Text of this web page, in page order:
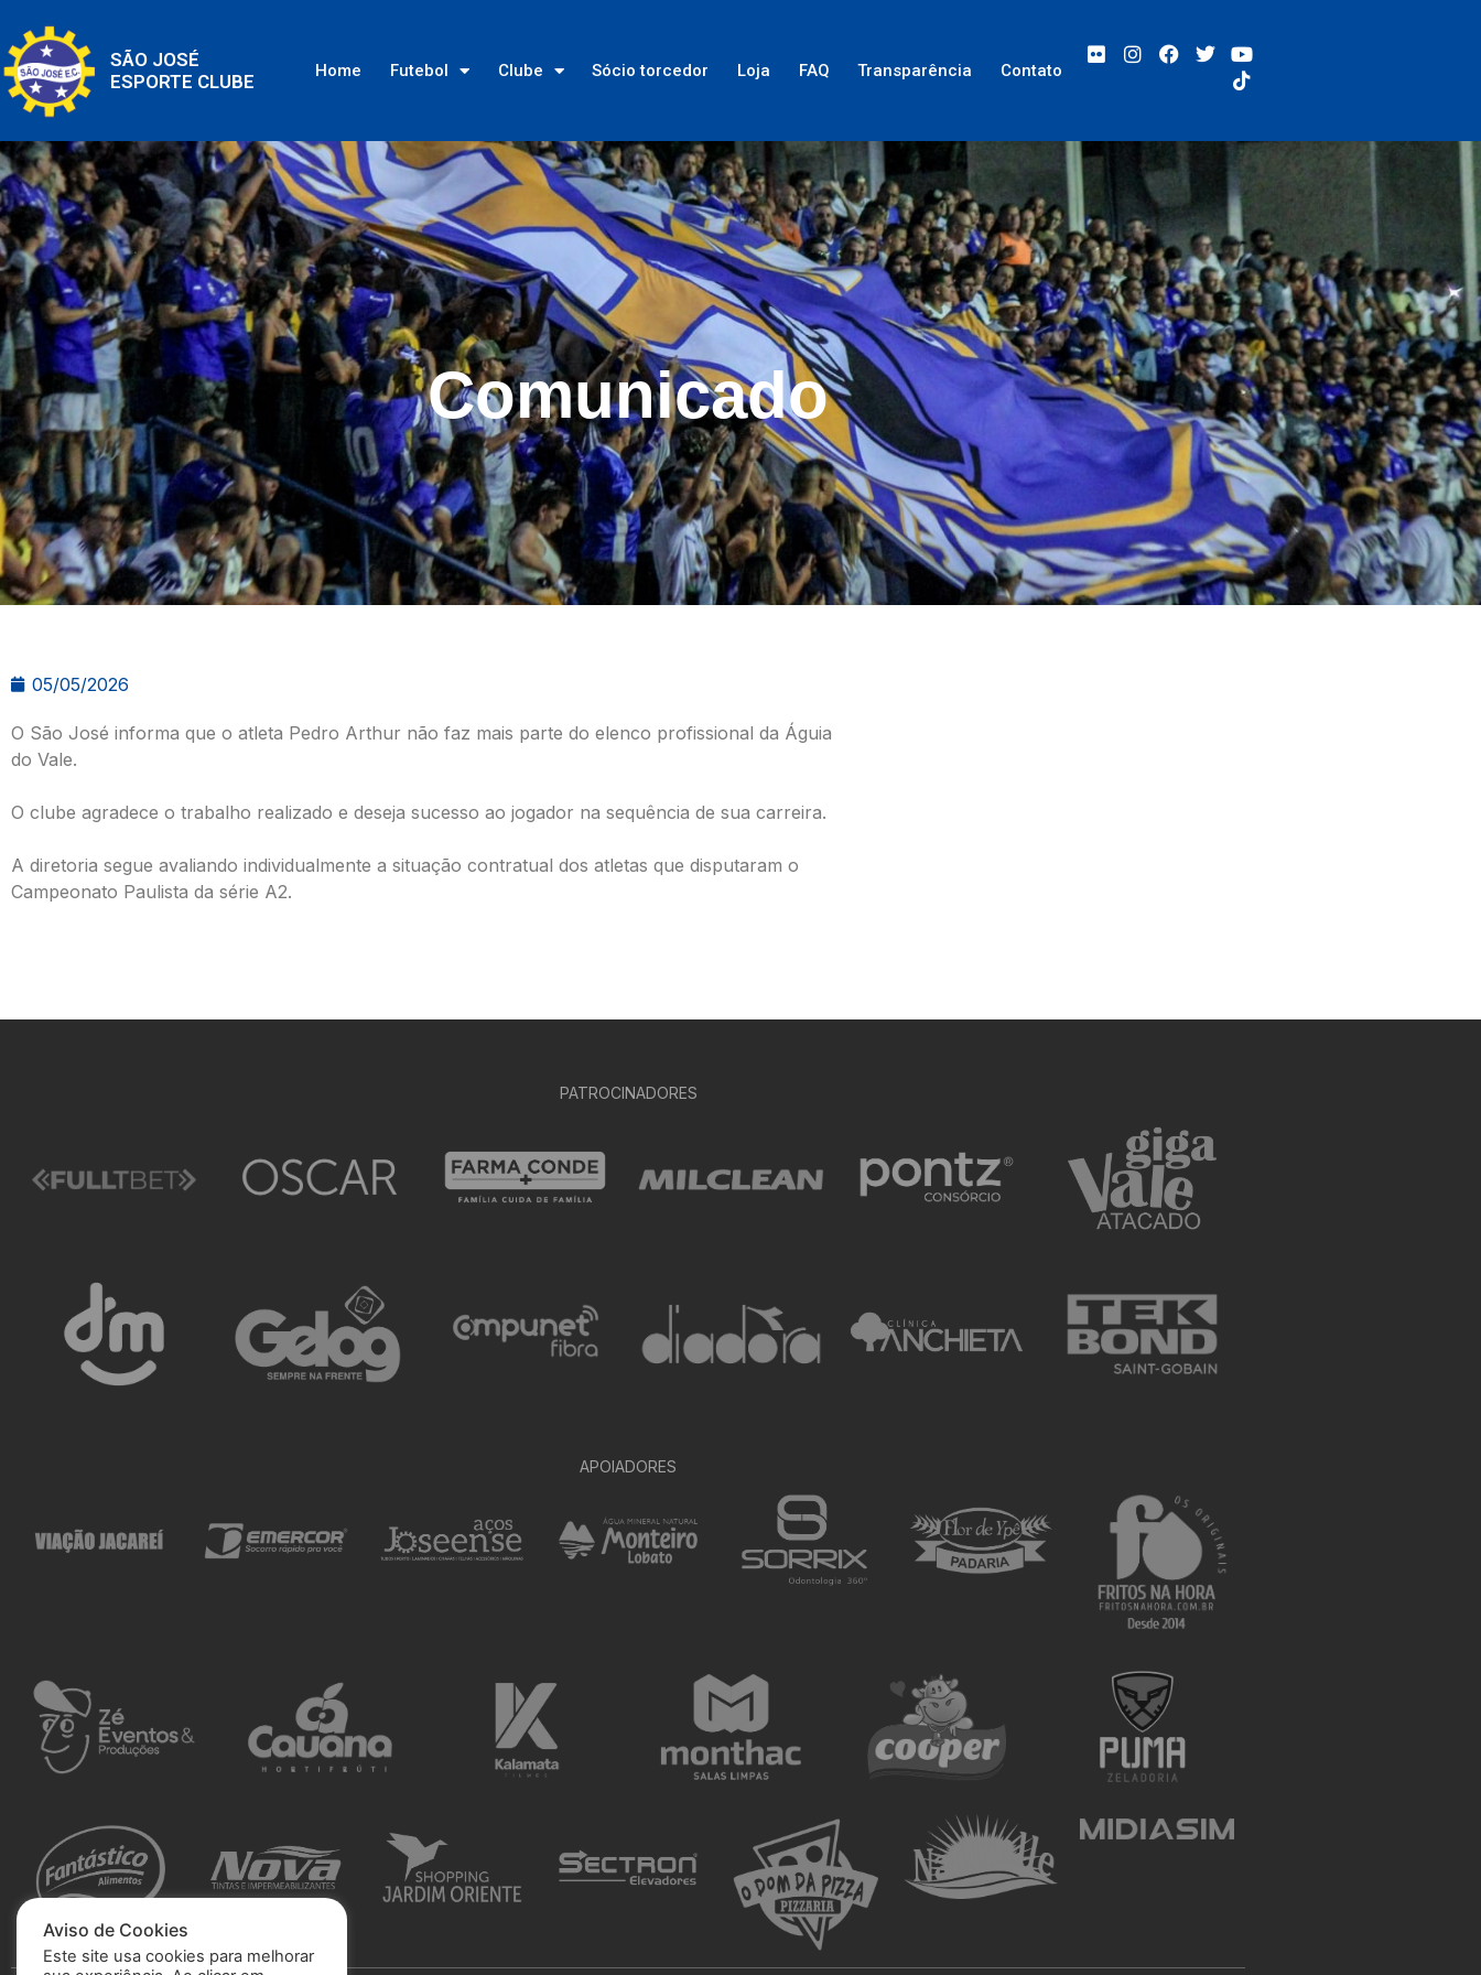
SÃO JOSÉ
ESPORTE CLUBE
Home Futebol Clube Sócio torcedor Loja FAQ Transparência Contato
Comunicado
05/05/2026
O São José informa que o atleta Pedro Arthur não faz mais parte do elenco profissional da Águia
do Vale.
O clube agradece o trabalho realizado e deseja sucesso ao jogador na sequência de sua carreira.
A diretoria segue avaliando individualmente a situação contratual dos atletas que disputaram o
Campeonato Paulista da série A2.
PATROCINADORES
APOIADORES
Aviso de Cookies
Este site usa cookies para melhorar